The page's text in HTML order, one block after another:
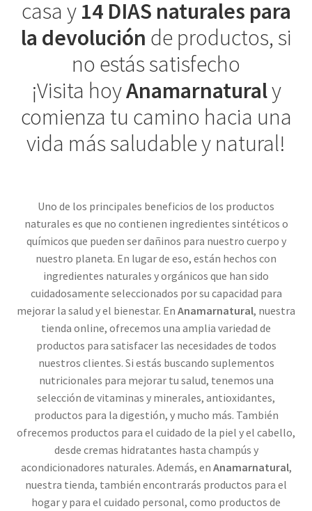
casa y 14 DIAS naturales para
la devolución de productos, si
no estás satisfecho
¡Visita hoyAnamarnaturaly
comienza tu camino hacia una
vida más saludable y natural!
Uno de los principales beneficios de los productos
naturales es que no contienen ingredientes sintéticos o
químicos que pueden ser dañinos para nuestro cuerpo y
nuestro planeta. En lugar de eso, están hechos con
ingredientes naturales y orgánicos que han sido
cuidadosamente seleccionados por su capacidad para
mejorar la salud y el bienestar. En Anamarnatural, nuestra
tienda online, ofrecemos una amplia variedad de
productos para satisfacer las necesidades de todos
nuestros clientes. Si estás buscando suplementos
nutricionales para mejorar tu salud, tenemos una
selección de vitaminas y minerales, antioxidantes,
productos para la digestión, y mucho más. También
ofrecemos productos para el cuidado de la piel y el cabello,
desde cremas hidratantes hasta champús y
acondicionadores naturales. Además, en Anamarnatural,
nuestra tienda, también encontrarás productos para el
hogar y para el cuidado personal, como productos de